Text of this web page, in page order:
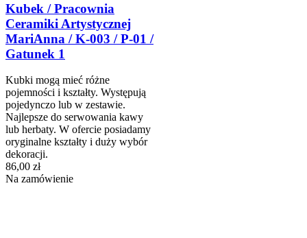
Kubek / Pracownia
Ceramiki Artystycznej
MariAnna / K-003 / P-01 /
Gatunek 1
Kubki mogą mieć różne
pojemności i kształty. Występują
pojedynczo lub w zestawie.
Najlepsze do serwowania kawy
lub herbaty. W ofercie posiadamy
oryginalne kształty i duży wybór
dekoracji.
86,00 zł
Na zamówienie